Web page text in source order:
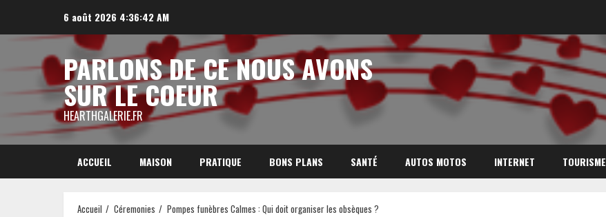
contenu
6 août 2026 4:36:43 AM
PARLONS DE CE NOUS AVONS
SUR LE COEUR
HEARTHGALERIE.FR
ACCUEIL MAISON PRATIQUE BONS PLANS SANTÉ AUTOS MOTOS INTERNET TOURISME
Accueil Céremonies Pompes funèbres Calmes : Qui doit organiser les obsèques ?